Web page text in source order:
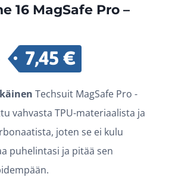
16 MagSafe Pro –
Alkuperäinen
14,90 €.
7,45€
on:
7,45 €.
Techsuit MagSafe Pro -
vahvasta TPU-materiaalista ja
joten se ei kulu
puhelintasi ja pitää sen